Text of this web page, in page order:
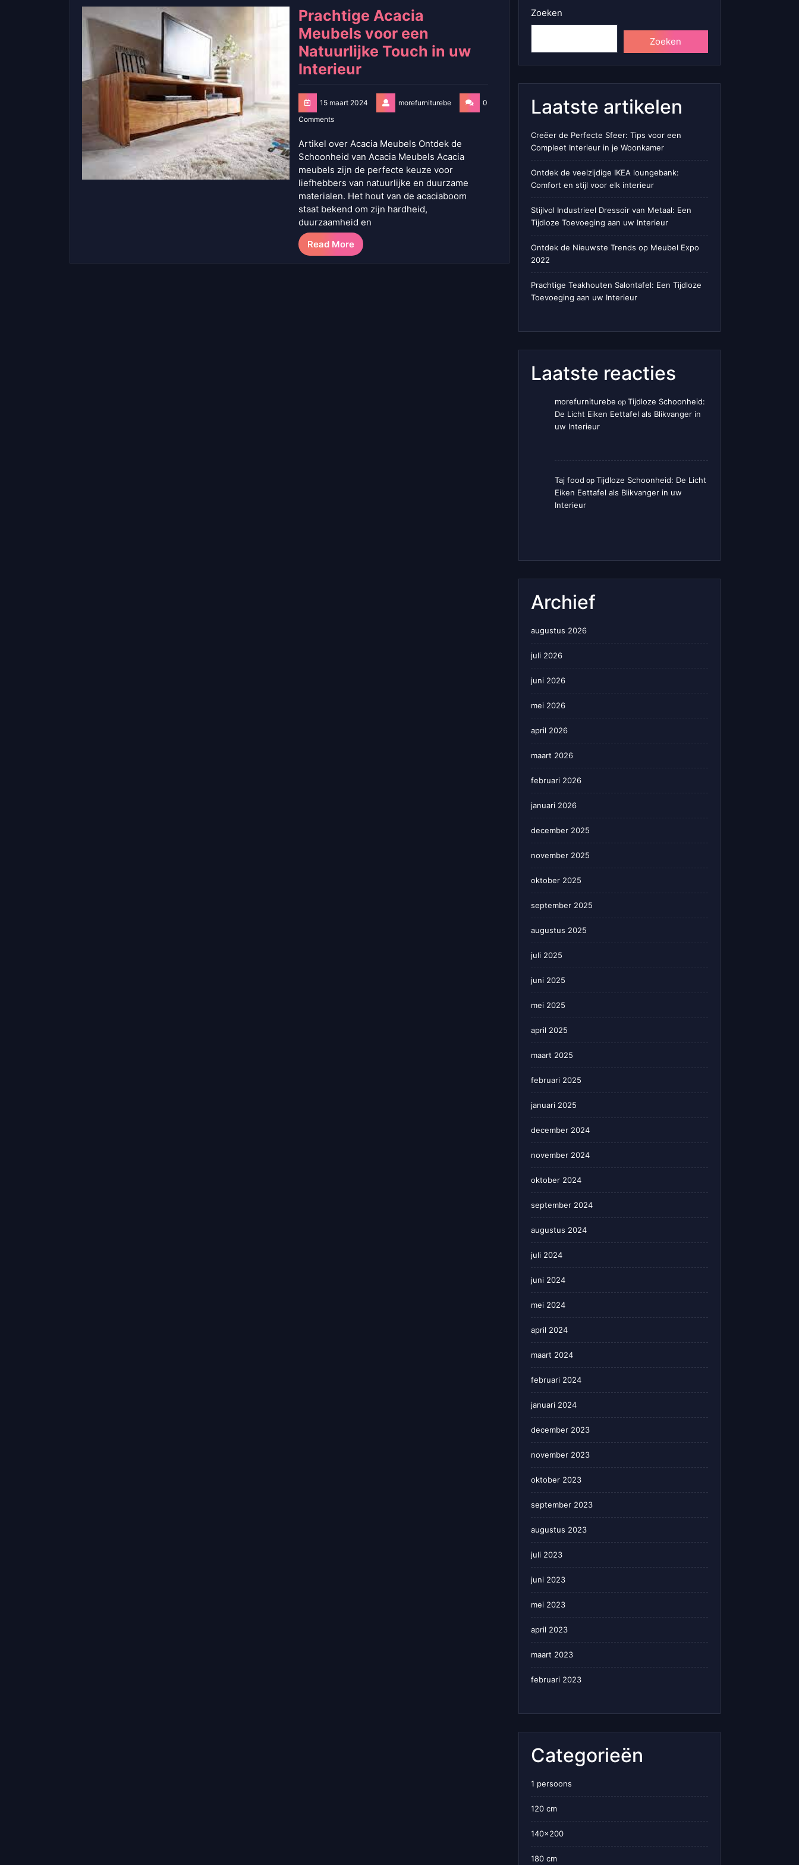
Prachtige Acacia
Meubels voor een
Natuurlijke Touch in uw
Interieur
15 maart 2024 morefurniturebe
0
Comments
Artikel over Acacia Meubels Ontdek de
Schoonheid van Acacia Meubels Acacia
meubels zijn de perfecte keuze voor
liefhebbers van natuurlijke en duurzame
materialen. Het hout van de acaciaboom
staat bekend om zijn hardheid,
duurzaamheid en
Read More
Zoeken
Zoeken
Laatste artikelen
Creëer de Perfecte Sfeer: Tips voor een
Compleet Interieur in je Woonkamer
Ontdek de veelzijdige IKEA loungebank:
Comfort en stijl voor elk interieur
Stijlvol Industrieel Dressoir van Metaal: Een
Tijdloze Toevoeging aan uw Interieur
Ontdek de Nieuwste Trends op Meubel Expo
2022
Prachtige Teakhouten Salontafel: Een Tijdloze
Toevoeging aan uw Interieur
Laatste reacties
morefurniturebe op Tijdloze Schoonheid:
De Licht Eiken Eettafel als Blikvanger in
uw Interieur
Taj food op Tijdloze Schoonheid: De Licht
Eiken Eettafel als Blikvanger in uw
Interieur
Archief
augustus 2026
juli 2026
juni 2026
mei 2026
april 2026
maart 2026
februari 2026
januari 2026
december 2025
november 2025
oktober 2025
september 2025
augustus 2025
juli 2025
juni 2025
mei 2025
april 2025
maart 2025
februari 2025
januari 2025
december 2024
november 2024
oktober 2024
september 2024
augustus 2024
juli 2024
juni 2024
mei 2024
april 2024
maart 2024
februari 2024
januari 2024
december 2023
november 2023
oktober 2023
september 2023
augustus 2023
juli 2023
juni 2023
mei 2023
april 2023
maart 2023
februari 2023
Categorieën
1 persoons
120 cm
140×200
180 cm